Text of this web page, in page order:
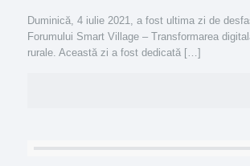
Duminică, 4 iulie 2021, a fost ultima zi de
Forumului Smart Village – Transformarea
rurale. Această zi a fost dedicată […]